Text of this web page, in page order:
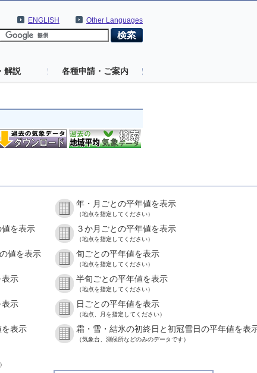
Other Languages
ENGLISH
解説 各種申請・ご案内
年・月ごとの平年値を表示
（地点を指定してください）
を表示 ３か月ごとの平年値を表示
（地点を指定してください）
値を表示 旬ごとの平年値を表示
（地点を指定してください）
示 半旬ごとの平年値を表示
（地点を指定してください）
示 日ごとの平年値を表示
（地点、月を指定してください）
表示 霜・雪・結氷の初終日と初冠雪日の平年値を表
（気象台、測候所などのみのデータです）